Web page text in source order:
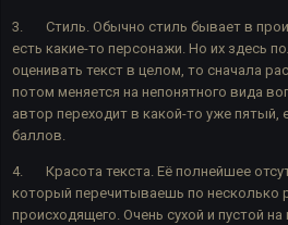
3.
Стиль. Обычно стиль бывает в
есть какие-то персонажи. Но их здесь
оценивать текст в целом, то сначала
потом меняется на непонятного вида
автор переходит в какой-то уже пятый,
баллов.
4.
Красота текста. Её полнейшее
который перечитываешь по несколько
происходящего. Очень сухой и пустой